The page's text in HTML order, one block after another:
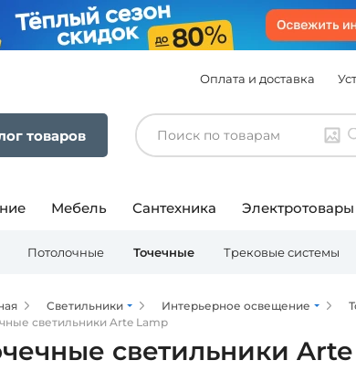
Оплата и доставка
товаров
Мебель Сантехника Электротовары
Потолочные Точечные Трековые системы
Светильники Интерьерное освещение
светильники Arte Lamp
светильники